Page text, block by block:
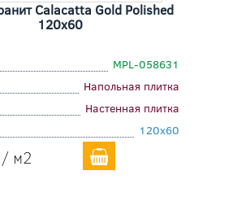
Calacatta Gold Polished
120x60
MPL-058631
Напольная плитка
Настенная плитка
120x60
/ м2